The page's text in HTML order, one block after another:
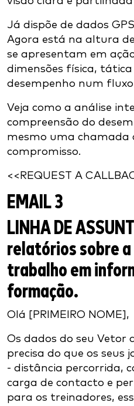
Já dispõe de dados
Agora está na altura
se apresentam em
dimensões física, tática
desempenho num
Veja como a análise
compreensão do
mesmo uma chamada
compromisso.
<<REQUEST A
EMAIL 3
LINHA DE
relatórios sobre a
trabalho em
formação.
Olá [PRIMEIRO NOME],
Os dados do seu Vetor
precisa do que os seus
- distância percorrida,
carga de contacto e
para os treinadores,